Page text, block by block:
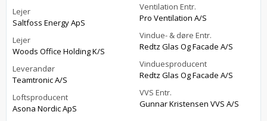
Lejer
Saltfoss Energy ApS
Lejer
Woods Office Holding K/S
Leverandør
Teamtronic A/S
Loftsproducent
Asona Nordic ApS
Ventilation Entr.
Pro Ventilation A/S
Vindue- & døre Entr.
Redtz Glas Og Facade A/S
Vinduesproducent
Redtz Glas Og Facade A/S
VVS Entr.
Gunnar Kristensen VVS A/S